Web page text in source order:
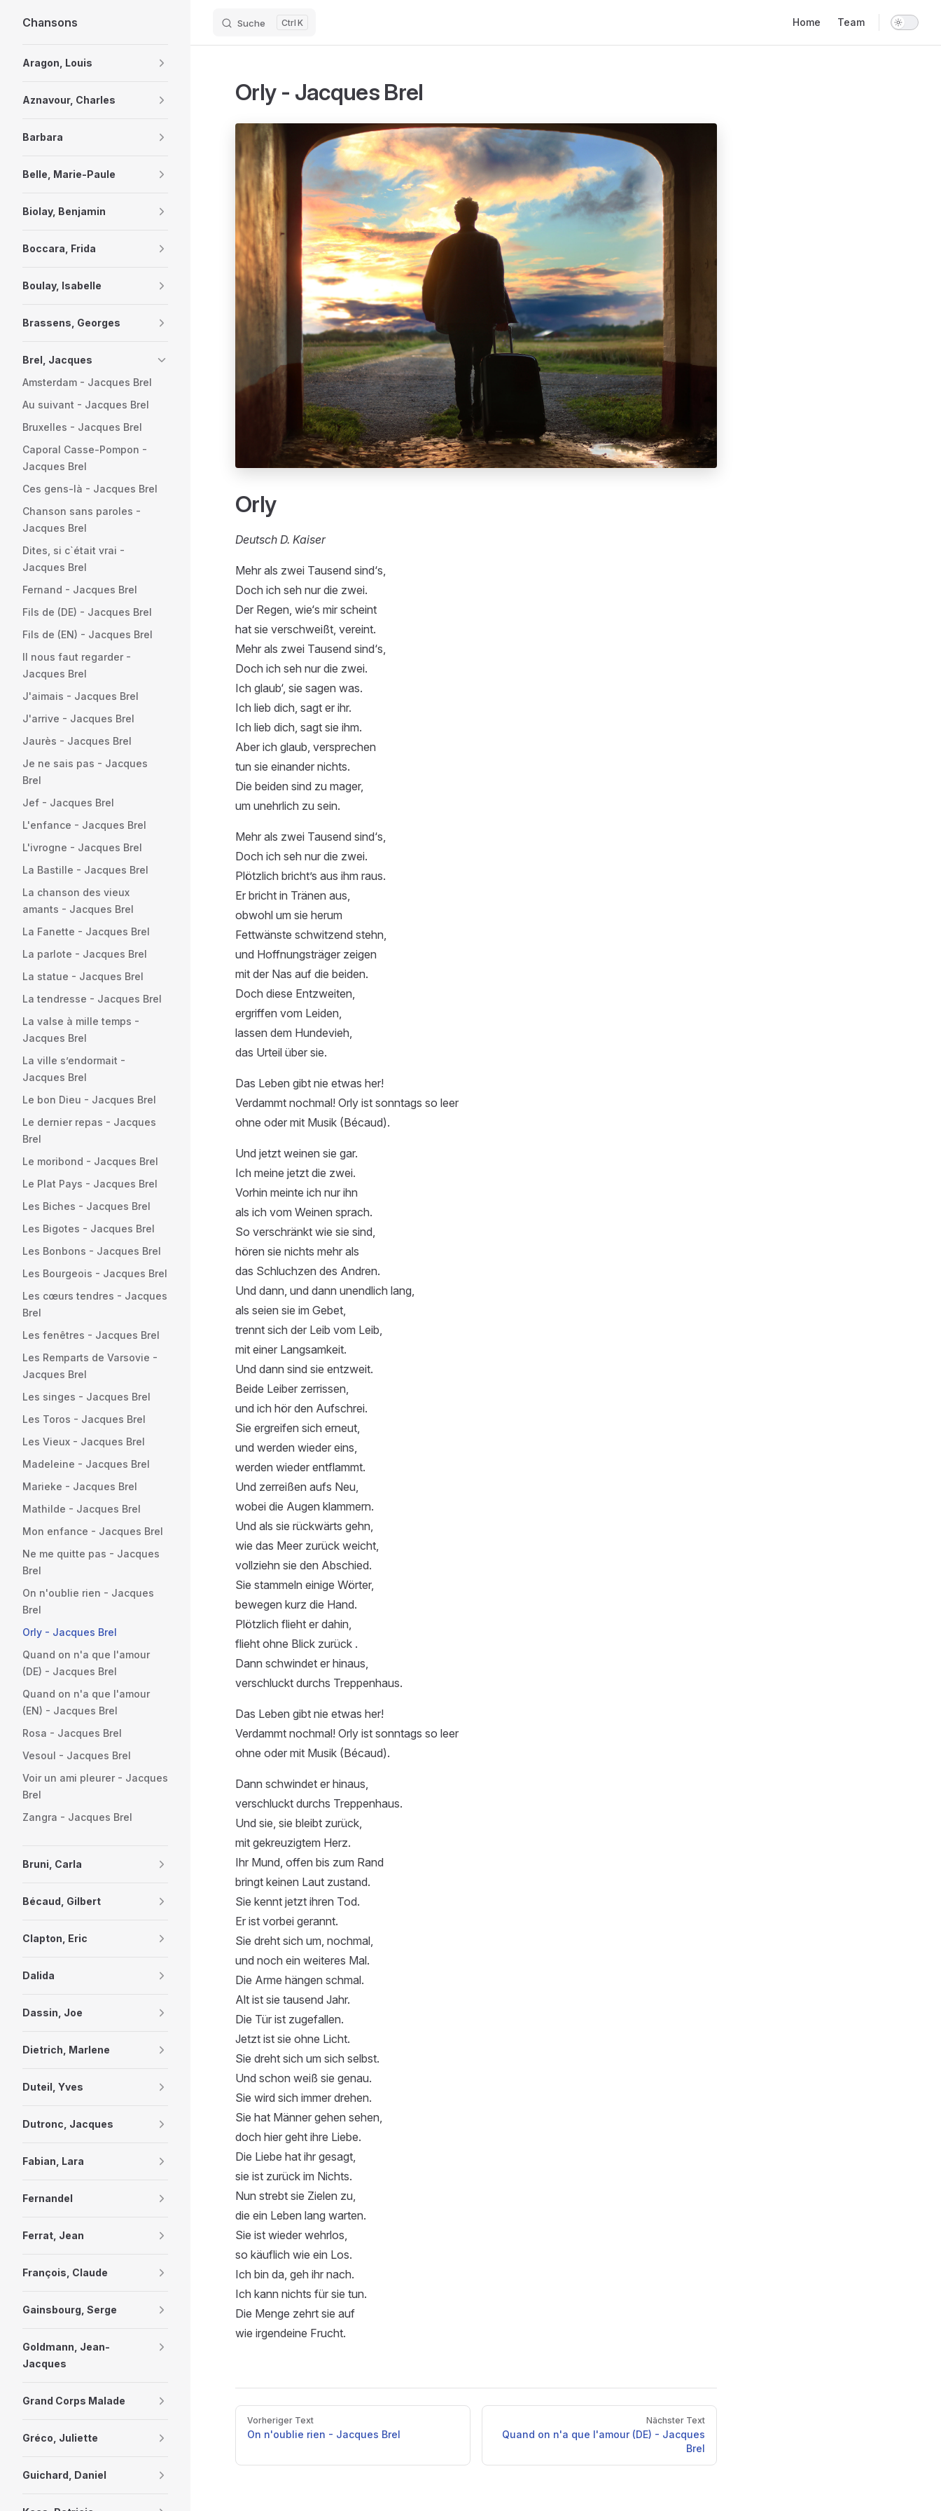
Skip to content
Chansons Suche K Home Team
Aragon, Louis
Aznavour, Charles
Barbara
Belle, Marie-Paule
Biolay, Benjamin
Boccara, Frida
Boulay, Isabelle
Brassens, Georges
Brel, Jacques
Amsterdam - Jacques Brel
Au suivant - Jacques Brel
Bruxelles - Jacques Brel
Caporal Casse-Pompon -
Jacques Brel
Ces gens-là - Jacques Brel
Chanson sans paroles -
Jacques Brel
Dites, si c`était vrai -
Jacques Brel
Fernand - Jacques Brel
Fils de (DE) - Jacques Brel
Fils de (EN) - Jacques Brel
Il nous faut regarder -
Jacques Brel
J'aimais - Jacques Brel
J'arrive - Jacques Brel
Jaurès - Jacques Brel
Je ne sais pas - Jacques
Brel
Jef - Jacques Brel
L'enfance - Jacques Brel
L'ivrogne - Jacques Brel
La Bastille - Jacques Brel
La chanson des vieux
amants - Jacques Brel
La Fanette - Jacques Brel
La parlote - Jacques Brel
La statue - Jacques Brel
La tendresse - Jacques Brel
La valse à mille temps -
Jacques Brel
La ville s’endormait -
Jacques Brel
Le bon Dieu - Jacques Brel
Le dernier repas - Jacques
Brel
Le moribond - Jacques Brel
Le Plat Pays - Jacques Brel
Les Biches - Jacques Brel
Les Bigotes - Jacques Brel
Les Bonbons - Jacques Brel
Les Bourgeois - Jacques Brel
Les cœurs tendres - Jacques
Brel
Les fenêtres - Jacques Brel
Les Remparts de Varsovie -
Jacques Brel
Les singes - Jacques Brel
Les Toros - Jacques Brel
Les Vieux - Jacques Brel
Madeleine - Jacques Brel
Marieke - Jacques Brel
Mathilde - Jacques Brel
Mon enfance - Jacques Brel
Ne me quitte pas - Jacques
Brel
On n'oublie rien - Jacques
Brel
Orly - Jacques Brel
Quand on n'a que l'amour
(DE) - Jacques Brel
Quand on n'a que l'amour
(EN) - Jacques Brel
Rosa - Jacques Brel
Vesoul - Jacques Brel
Voir un ami pleurer - Jacques
Brel
Zangra - Jacques Brel
Bruni, Carla
Bécaud, Gilbert
Clapton, Eric
Dalida
Dassin, Joe
Dietrich, Marlene
Duteil, Yves
Dutronc, Jacques
Fabian, Lara
Fernandel
Ferrat, Jean
François, Claude
Gainsbourg, Serge
Goldmann, Jean-
Jacques
Grand Corps Malade
Gréco, Juliette
Guichard, Daniel
Orly - Jacques Brel
Orly
Deutsch D. Kaiser
Mehr als zwei Tausend sind‘s,
Doch ich seh nur die zwei.
Der Regen, wie‘s mir scheint
hat sie verschweißt, vereint.
Mehr als zwei Tausend sind‘s,
Doch ich seh nur die zwei.
Ich glaub‘, sie sagen was.
Ich lieb dich, sagt er ihr.
Ich lieb dich, sagt sie ihm.
Aber ich glaub, versprechen
tun sie einander nichts.
Die beiden sind zu mager,
um unehrlich zu sein.
Mehr als zwei Tausend sind‘s,
Doch ich seh nur die zwei.
Plötzlich bricht’s aus ihm raus.
Er bricht in Tränen aus,
obwohl um sie herum
Fettwänste schwitzend stehn,
und Hoffnungsträger zeigen
mit der Nas auf die beiden.
Doch diese Entzweiten,
ergriffen vom Leiden,
lassen dem Hundevieh,
das Urteil über sie.
Das Leben gibt nie etwas her!
Verdammt nochmal! Orly ist sonntags so leer
ohne oder mit Musik (Bécaud).
Und jetzt weinen sie gar.
Ich meine jetzt die zwei.
Vorhin meinte ich nur ihn
als ich vom Weinen sprach.
So verschränkt wie sie sind,
hören sie nichts mehr als
das Schluchzen des Andren.
Und dann, und dann unendlich lang,
als seien sie im Gebet,
trennt sich der Leib vom Leib,
mit einer Langsamkeit.
Und dann sind sie entzweit.
Beide Leiber zerrissen,
und ich hör den Aufschrei.
Sie ergreifen sich erneut,
und werden wieder eins,
werden wieder entflammt.
Und zerreißen aufs Neu,
wobei die Augen klammern.
Und als sie rückwärts gehn,
wie das Meer zurück weicht,
vollziehn sie den Abschied.
Sie stammeln einige Wörter,
bewegen kurz die Hand.
Plötzlich flieht er dahin,
flieht ohne Blick zurück .
Dann schwindet er hinaus,
verschluckt durchs Treppenhaus.
Das Leben gibt nie etwas her!
Verdammt nochmal! Orly ist sonntags so leer
ohne oder mit Musik (Bécaud).
Dann schwindet er hinaus,
verschluckt durchs Treppenhaus.
Und sie, sie bleibt zurück,
mit gekreuzigtem Herz.
Ihr Mund, offen bis zum Rand
bringt keinen Laut zustand.
Sie kennt jetzt ihren Tod.
Er ist vorbei gerannt.
Sie dreht sich um, nochmal,
und noch ein weiteres Mal.
Die Arme hängen schmal.
Alt ist sie tausend Jahr.
Die Tür ist zugefallen.
Jetzt ist sie ohne Licht.
Sie dreht sich um sich selbst.
Und schon weiß sie genau.
Sie wird sich immer drehen.
Sie hat Männer gehen sehen,
doch hier geht ihre Liebe.
Die Liebe hat ihr gesagt,
sie ist zurück im Nichts.
Nun strebt sie Zielen zu,
die ein Leben lang warten.
Sie ist wieder wehrlos,
so käuflich wie ein Los.
Ich bin da, geh ihr nach.
Ich kann nichts für sie tun.
Die Menge zehrt sie auf
wie irgendeine Frucht.
Pager
Vorheriger Text
On n'oublie rien - Jacques Brel
Nächster Text
Quand on n'a que l'amour (DE) - Jacques
Brel